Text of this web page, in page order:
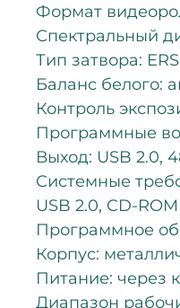
Формат
Спектральный
Тип затвора:
Баланс белого:
Контроль
Программные
Выход: USB 2.0,
Системные
USB 2.0, CD-ROM
Программное
Корпус:
Питание: через
Диапазон